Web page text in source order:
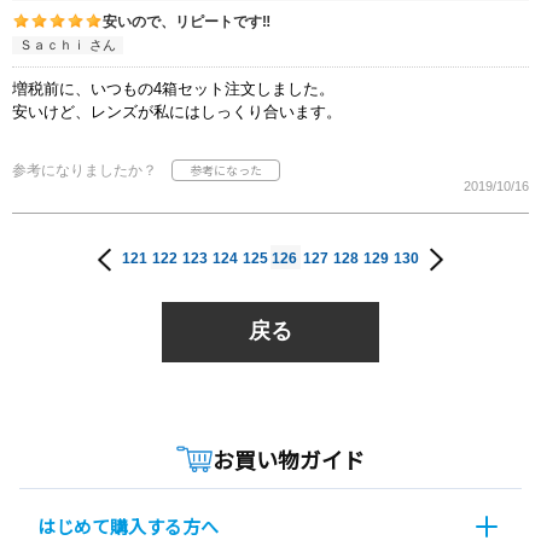
安いので、リピートです‼
Ｓａｃｈｉ さん
増税前に、いつもの4箱セット注文しました。
安いけど、レンズが私にはしっくり合います。
参考になりましたか？
2019/10/16
121 122 123 124 125 126 127 128 129 130
戻る
お買い物ガイド
はじめて購入する方へ